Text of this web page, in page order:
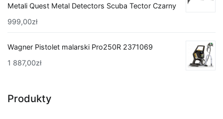
Metali Quest Metal Detectors Scuba Tector Czarny
999,00zł
Wagner Pistolet malarski Pro250R 2371069
1 887,00zł
Produkty